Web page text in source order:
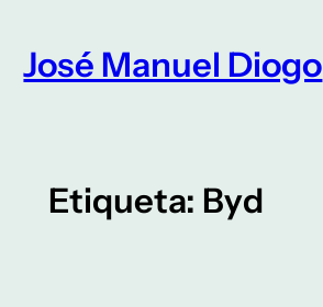
para
José Manuel Diogo
Etiqueta: Byd